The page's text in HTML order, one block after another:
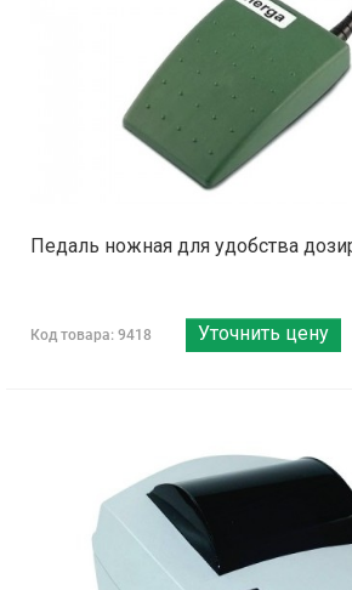
Педаль ножная для удобства
Код товара: 9418 Уточнить цену